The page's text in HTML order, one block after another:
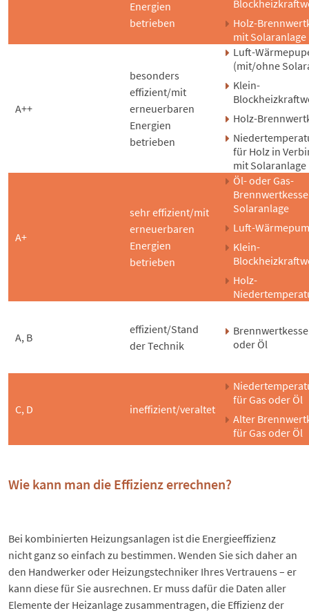
Energien
betrieben
Holz-
mit Solaranlage
A++
besonders
effizient/mit
erneuerbaren
Energien
betrieben
Luft-
(mit/ohne
Klein-
Holz-
für Holz in
mit Solaranlage
A+
sehr effizient/mit
erneuerbaren
Energien
betrieben
Öl- oder Gas-
Solaranlage
Luft-
Klein-
Holz-
A, B
effizient/Stand
der Technik
oder Öl
C, D ineffizient/veraltet
für Gas oder Öl
Alter
für Gas oder Öl
Wie kann man die Effizienz errechnen?
Bei kombinierten Heizungsanlagen ist die Energieeffizienz
nicht ganz so einfach zu bestimmen. Wenden Sie sich daher an
den Handwerker oder Heizungstechniker Ihres Vertrauens – er
kann diese für Sie ausrechnen. Er muss dafür die Daten aller
Elemente der Heizanlage zusammentragen, die Effizienz der